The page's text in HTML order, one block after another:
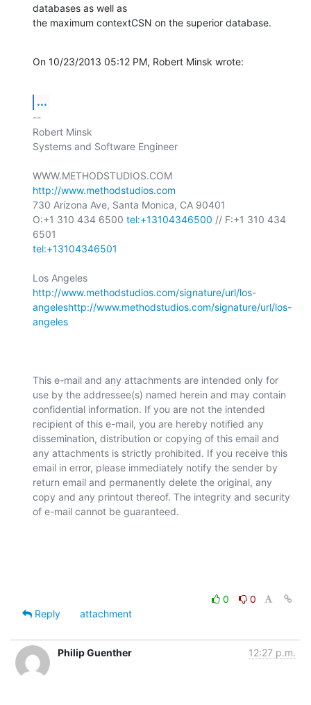
databases as well as
the maximum contextCSN on the superior database.
On 10/23/2013 05:12 PM, Robert Minsk wrote:
...
--
Robert Minsk
Systems and Software Engineer
http://www.methodstudios.com
730 Arizona Ave, Santa Monica, CA 90401
O:+1 310 434 6500 tel:+13104346500 // F:+1 310 434
tel:+13104346501
http://www.methodstudios.com/signature/url/los-
angeleshttp://www.methodstudios.com/signature/url/los-
angeles
This e-mail and any attachments are intended only for
use by the addressee(s) named herein and may contain
confidential information. If you are not the intended
recipient of this e-mail, you are hereby notified any
dissemination, distribution or copying of this email and
any attachments is strictly prohibited. If you receive this
email in error, please immediately notify the sender by
return email and permanently delete the original, any
copy and any printout thereof. The integrity and security
of e-mail cannot be guaranteed.
0
0
Reply
attachment
Philip Guenther 12:27 p.m.